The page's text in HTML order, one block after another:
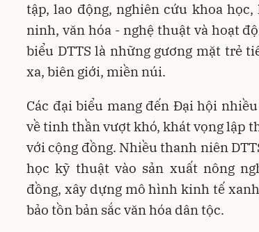
tập, lao động, nghiên cứu khoa
ninh, văn hóa - nghệ thuật và hoạt
biểu DTTS là những gương mặt trẻ
xa, biên giới, miền núi.
Các đại biểu mang đến Đại hội
về tinh thần vượt khó, khát vọng lập
với cộng đồng. Nhiều thanh niên
học kỹ thuật vào sản xuất nông
đồng, xây dựng mô hình kinh tế
bảo tồn bản sắc văn hóa dân tộc.